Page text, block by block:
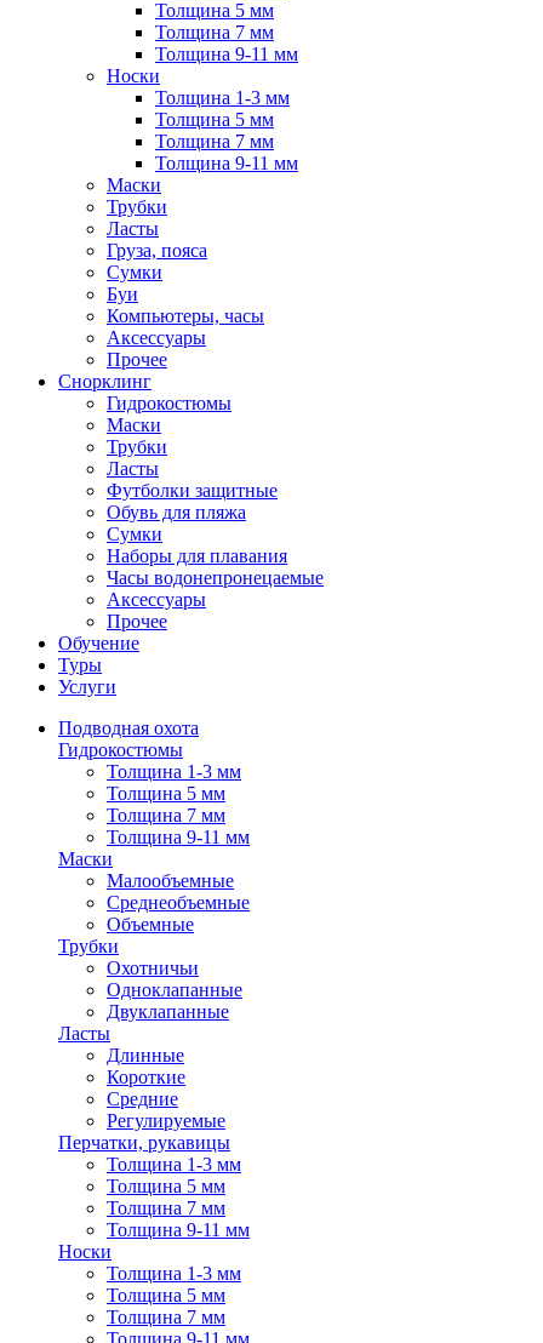
Толщина 5 мм
Толщина 7 мм
Толщина 9-11 мм
Носки
Толщина 1-3 мм
Толщина 5 мм
Толщина 7 мм
Толщина 9-11 мм
Маски
Трубки
Ласты
Груза, пояса
Сумки
Буи
Компьютеры, часы
Аксессуары
Прочее
Снорклинг
Гидрокостюмы
Маски
Трубки
Ласты
Футболки защитные
Обувь для пляжа
Сумки
Наборы для плавания
Часы водонепронецаемые
Аксессуары
Прочее
Обучение
Туры
Услуги
Подводная охота
Гидрокостюмы
Толщина 1-3 мм
Толщина 5 мм
Толщина 7 мм
Толщина 9-11 мм
Маски
Малообъемные
Среднеобъемные
Объемные
Трубки
Охотничьи
Одноклапанные
Двуклапанные
Ласты
Длинные
Короткие
Средние
Регулируемые
Перчатки, рукавицы
Толщина 1-3 мм
Толщина 5 мм
Толщина 7 мм
Толщина 9-11 мм
Носки
Толщина 1-3 мм
Толщина 5 мм
Толщина 7 мм
Толщина 9-11 мм